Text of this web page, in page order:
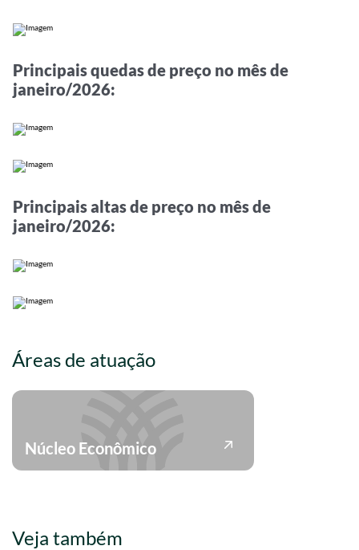
Principais quedas de preço no mês de
janeiro/2026:
Principais altas de preço no mês de
janeiro/2026:
Áreas de atuação
Núcleo Econômico
Veja também